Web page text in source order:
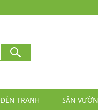
ĐÈN TRANH SÂN VƯỜN